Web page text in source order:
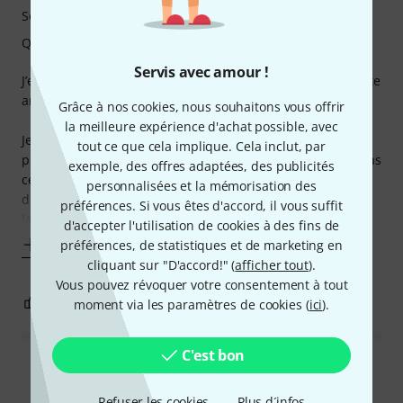
Servis avec amour !
Grâce à nos cookies, nous souhaitons vous offrir
la meilleure expérience d'achat possible, avec
tout ce que cela implique. Cela inclut, par
exemple, des offres adaptées, des publicités
personnalisées et la mémorisation des
préférences. Si vous êtes d'accord, il vous suffit
d'accepter l'utilisation de cookies à des fins de
préférences, de statistiques et de marketing en
cliquant sur "D'accord!" (afficher tout).
Vous pouvez révoquer votre consentement à tout
moment via les paramètres de cookies (ici).
C'est bon
J’enseigne la guitare et j'ai des élèves de tout age, mais cette
année j'ai deux tout petits de 5 ans !
Je me suis donc procurée 3 de ces petites guitare gl1, une
pour moi, et deux pour mes élèves (car l'accordage n'est pas
celle d'une guitare standard en Mi mais en La (quarte au-
dessus) - donc plus aigue...) et je suis tout a fait séduit par
la qualité de
Afficher plus
Son
Qualité de fabrication
2 SIGNALER L'ÉVALUATION
Lire toutes les évaluations